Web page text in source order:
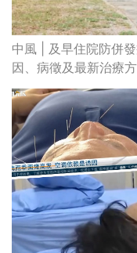
中風 | 及早住院防併
因、病徵及最新治療